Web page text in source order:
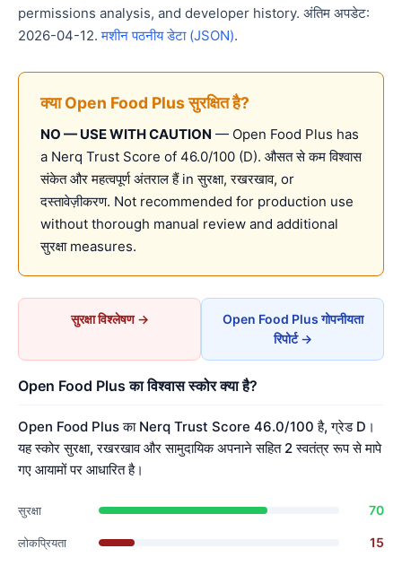
permissions analysis, and developer history. अंतिम अपडेट:
2026-04-12.मशीन पठनीय डेटा (JSON).
क्या Open Food Plus सुरक्षित है?
NO — USE WITH CAUTION — Open Food Plus has
a Nerq Trust Score of 46.0/100 (D). औसत से कम विश्वास
संकेत और महत्वपूर्ण अंतराल हैं in सुरक्षा, रखरखाव, or
दस्तावेज़ीकरण. Not recommended for production use
without thorough manual review and additional
सुरक्षा measures.
सुरक्षा विश्लेषण →
Open Food Plus गोपनीयता
रिपोर्ट →
Open Food Plus का विश्वास स्कोर क्या है?
Open Food Plus का Nerq Trust Score 46.0/100 है, ग्रेड D।
यह स्कोर सुरक्षा, रखरखाव और सामुदायिक अपनाने सहित 2 स्वतंत्र रूप से मापे
गए आयामों पर आधारित है।
सुरक्षा 70
लोकप्रियता 15